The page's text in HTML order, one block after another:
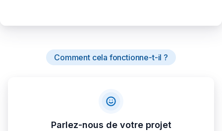
Comment cela fonctionne-t-il ?
Parlez-nous de votre projet